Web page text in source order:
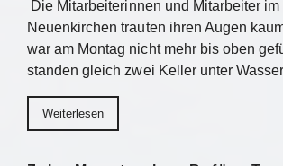
Die Mitarbeiterinnen und Mitarbeiter im
Neuenkirchen trauten ihren Augen
war am Montag nicht mehr bis oben
standen gleich zwei Keller unter
Weiterlesen